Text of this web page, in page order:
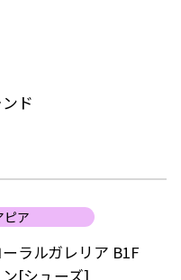
ド
てApple社の公認を受
デザインに備わって
ピア
ラルガレリア B1F
[シューズ]